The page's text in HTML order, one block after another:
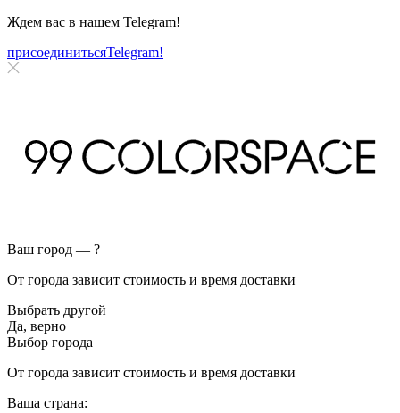
Ждем вас в нашем Telegram!
присоединитьсяTelegram!
Ваш город — ?
От города зависит стоимость и время доставки
Выбрать другой
Да, верно
Выбор города
От города зависит стоимость и время доставки
Ваша страна: